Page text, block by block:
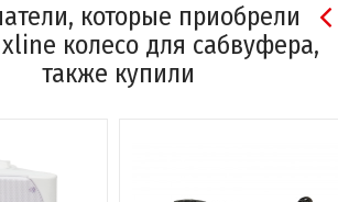
которые приобрели
колесо для сабвуфера,
также купили